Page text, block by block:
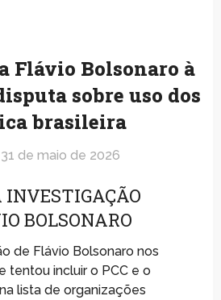
Flávio Bolsonaro à
sobre uso dos
brasileira
31 de maio de 2026
INVESTIGAÇÃO
BOLSONARO
de Flávio Bolsonaro nos
tentou incluir o PCC e o
lista de organizações